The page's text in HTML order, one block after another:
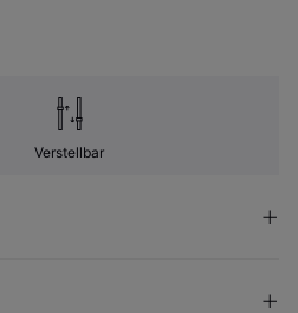
Verstellbar